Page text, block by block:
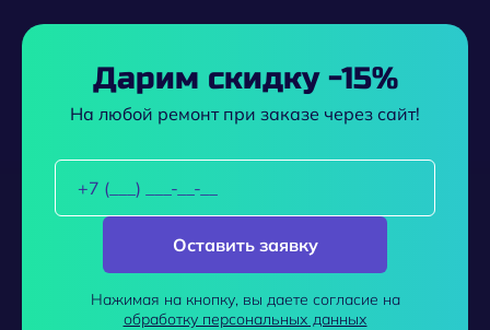
Дарим скидку -15%
На любой ремонт при заказе через сайт!
Оставить заявку
Нажимая на кнопку, вы даете согласие на
обработку персональных данных